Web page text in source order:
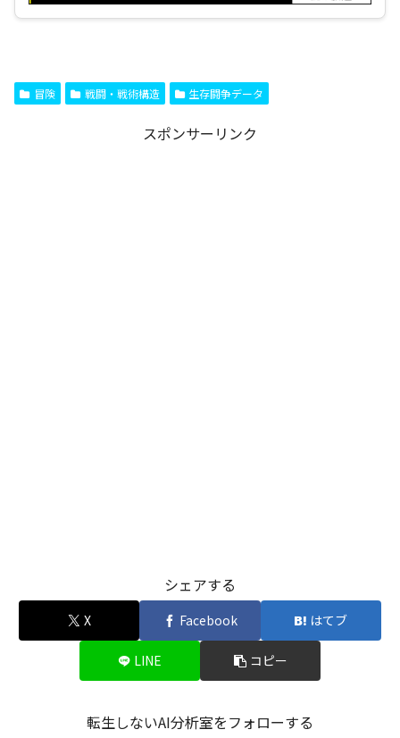
冒険 戦闘・戦術構造 生存闘争データ
スポンサーリンク
シェアする
X Facebook はてブ
LINE コピー
転生しないAI分析室をフォローする